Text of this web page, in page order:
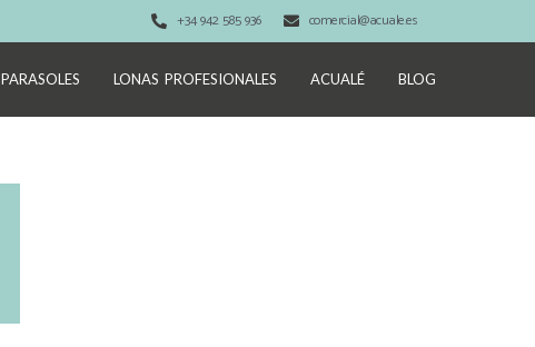
+34 942 585 936 comercial@acuale.es
PARASOLES LONAS PROFESIONALES ACUALÉ BLOG